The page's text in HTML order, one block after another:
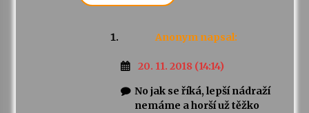
Anonym napsal:
20. 11. 2018 (14:14)
No jak se říká, lepší nádraží
nemáme a horší už těžko